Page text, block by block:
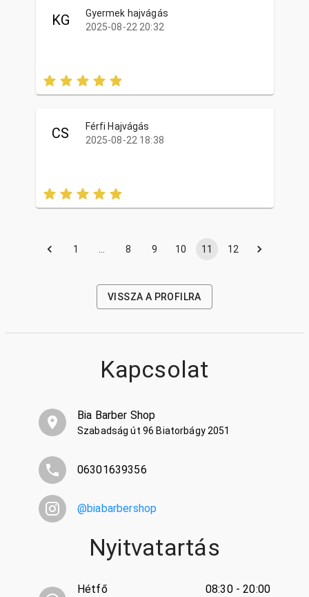
KG
Gyermek hajvágás
2025-08-22 20:32
CS
Férfi Hajvágás
2025-08-22 18:38
1 … 8 9 10 11 12
VISSZA A PROFILRA
Kapcsolat
Bia Barber Shop
Szabadság út 96 Biatorbágy 2051
06301639356
@biabarbershop
Nyitvatartás
Hétfő 08:30 - 20:00